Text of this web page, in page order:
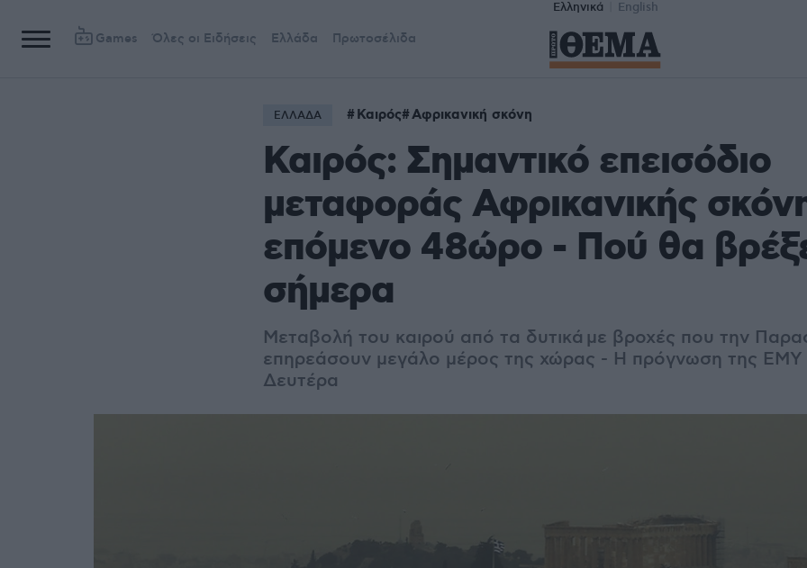
Ελληνικά English
Games Όλες οι Ειδήσεις Ελλάδα Πρωτοσέλιδα
ΕΛΛΑΔΑ Καιρός Αφρικανική σκόνη
Καιρός: Σημαντικό επεισόδιο
μεταφοράς Αφρικανικής
επόμενο 48ώρο - Πού θα
σήμερα
Μεταβολή του καιρού από τα δυτικά με βροχές που την
επηρεάσουν μεγάλο μέρος της χώρας - Η πρόγνωση της ΕΜΥ
Δευτέρα